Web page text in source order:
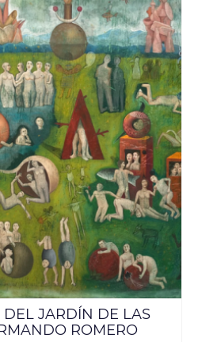
JARDÍN DE LAS
ROMERO